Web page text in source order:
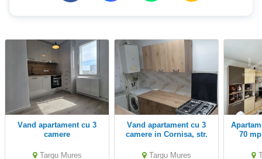
Vand apartament cu 3
camere
Targu Mures
Vand apartament cu 3
camere in Cornisa, str.
Targu Mures
Apartament cu 3 camere,
70